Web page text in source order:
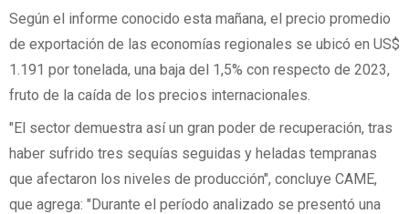
Según el informe conocido esta mañana, el precio promedio
de exportación de las economías regionales se ubicó en US$
1.191 por tonelada, una baja del 1,5% con respecto de 2023,
fruto de la caída de los precios internacionales.
"El sector demuestra así un gran poder de recuperación, tras
haber sufrido tres sequías seguidas y heladas tempranas
que afectaron los niveles de producción", concluye CAME,
que agrega: "Durante el período analizado se presentó una